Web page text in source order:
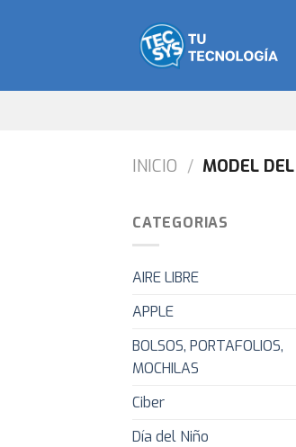
INICIO / MODEL
CATEGORIAS
AIRE LIBRE
APPLE
BOLSOS, PORTAFOLIOS,
MOCHILAS
Ciber
Día del Niño